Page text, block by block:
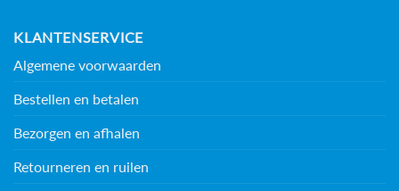
KLANTENSERVICE
Algemene voorwaarden
Bestellen en betalen
Bezorgen en afhalen
Retourneren en ruilen